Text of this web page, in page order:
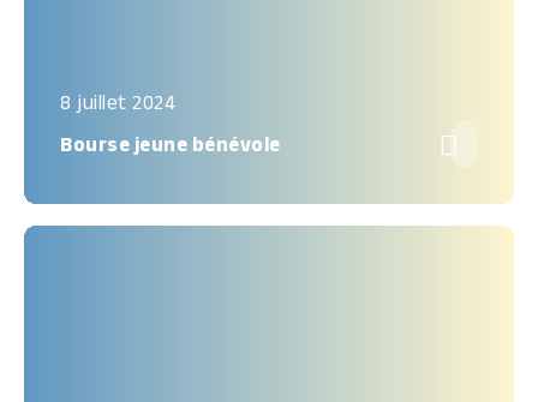
8 juillet 2024
Bourse jeune bénévole
